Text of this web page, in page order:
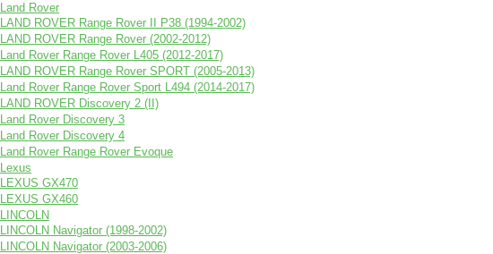
Land Rover
LAND ROVER Range Rover II P38 (1994-2002)
LAND ROVER Range Rover (2002-2012)
Land Rover Range Rover L405 (2012-2017)
LAND ROVER Range Rover SPORT (2005-2013)
Land Rover Range Rover Sport L494 (2014-2017)
LAND ROVER Discovery 2 (II)
Land Rover Discovery 3
Land Rover Discovery 4
Land Rover Range Rover Evoque
Lexus
LEXUS GX470
LEXUS GX460
LINCOLN
LINCOLN Navigator (1998-2002)
LINCOLN Navigator (2003-2006)